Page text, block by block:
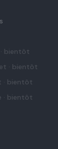
· bientôt
· bientôt
· bientôt
· bientôt